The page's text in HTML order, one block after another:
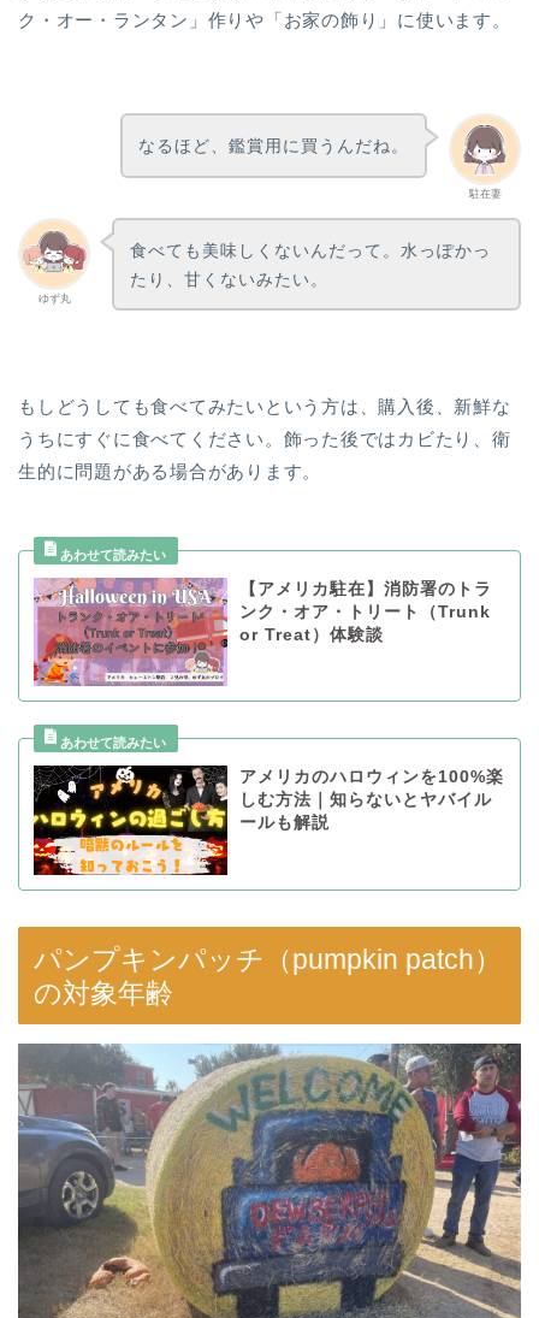
ク・オー・ランタン」作りや「お家の飾り」に使います。
駐在妻
なるほど、鑑賞用に買うんだね。
ゆず丸
食べても美味しくないんだって。水っぽかっ
たり、甘くないみたい。
もしどうしても食べてみたいという方は、購入後、新鮮な
うちにすぐに食べてください。飾った後ではカビたり、衛
生的に問題がある場合があります。
【アメリカ駐在】消防署のトラ
ンク・オア・トリート（Trunk
or Treat）体験談
アメリカのハロウィンを100%楽
しむ方法｜知らないとヤバイル
ールも解説
パンプキンパッチ（pumpkin patch）
の対象年齢